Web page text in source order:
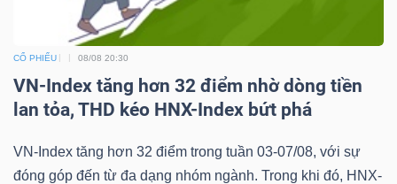
CỔ PHIẾU 08/08 20:30
VN-Index tăng hơn 32 điểm nhờ dòng tiền
lan tỏa, THD kéo HNX-Index bứt phá
VN-Index tăng hơn 32 điểm trong tuần 03-07/08, với sự
đóng góp đến từ đa dạng nhóm ngành. Trong khi đó, HNX-